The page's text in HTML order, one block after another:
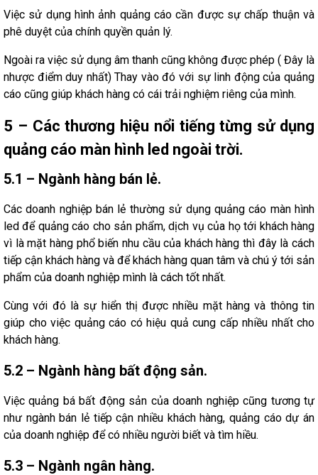
Việc sử dụng hình ảnh quảng cáo cần được sự chấp thuận và
phê duyệt của chính quyền quản lý.
Ngoài ra việc sử dụng âm thanh cũng không được phép ( Đây là
nhược điểm duy nhất) Thay vào đó với sự linh động của quảng
cáo cũng giúp khách hàng có cái trải nghiệm riêng của mình.
5 – Các thương hiệu nổi tiếng từng sử dụng
quảng cáo màn hình led ngoài trời.
5.1 – Ngành hàng bán lẻ.
Các doanh nghiệp bán lẻ thường sử dụng quảng cáo màn hình
led để quảng cáo cho sản phẩm, dịch vụ của họ tới khách hàng
vì là mặt hàng phổ biến nhu cầu của khách hàng thì đây là cách
tiếp cận khách hàng và để khách hàng quan tâm và chú ý tới sản
phẩm của doanh nghiệp mình là cách tốt nhất.
Cùng với đó là sự hiển thị được nhiều mặt hàng và thông tin
giúp cho việc quảng cáo có hiệu quả cung cấp nhiều nhất cho
khách hàng.
5.2 – Ngành hàng bất động sản.
Việc quảng bá bất động sản của doanh nghiệp cũng tương tự
như ngành bán lẻ tiếp cận nhiều khách hàng, quảng cáo dự án
của doanh nghiệp để có nhiều người biết và tìm hiều.
5.3 – Ngành ngân hàng.